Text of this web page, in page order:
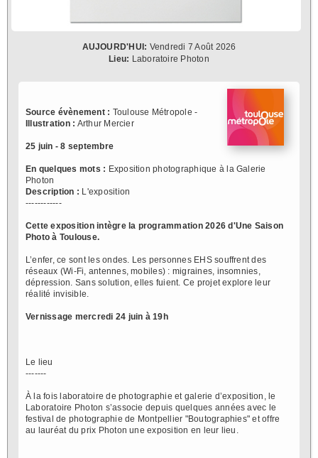
AUJOURD'HUI: Vendredi 7 Août 2026
Lieu: Laboratoire Photon
Source évènement : Toulouse Métropole -
Illustration : Arthur Mercier
25 juin - 8 septembre
En quelques mots : Exposition photographique à la Galerie
Photon
Description : L'exposition
------------
Cette exposition intègre la programmation 2026 d'Une Saison
Photo à Toulouse.
L’enfer, ce sont les ondes. Les personnes EHS souffrent des
réseaux (Wi-Fi, antennes, mobiles) : migraines, insomnies,
dépression. Sans solution, elles fuient. Ce projet explore leur
réalité invisible.
Vernissage mercredi 24 juin à 19h
Le lieu
-------
À la fois laboratoire de photographie et galerie d’exposition, le
Laboratoire Photon s’associe depuis quelques années avec le
festival de photographie de Montpellier "Boutographies" et offre
au lauréat du prix Photon une exposition en leur lieu.